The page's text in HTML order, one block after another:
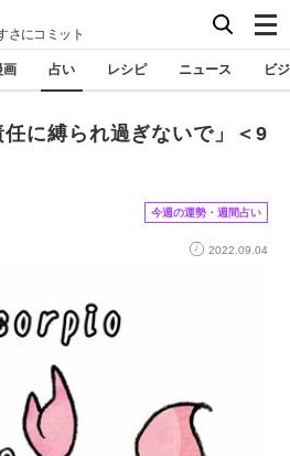
さにコミット
画 占い レシピ ニュース ビ
に縛られ過ぎないで」＜9
今週の運勢・週間占い
2022.09.04